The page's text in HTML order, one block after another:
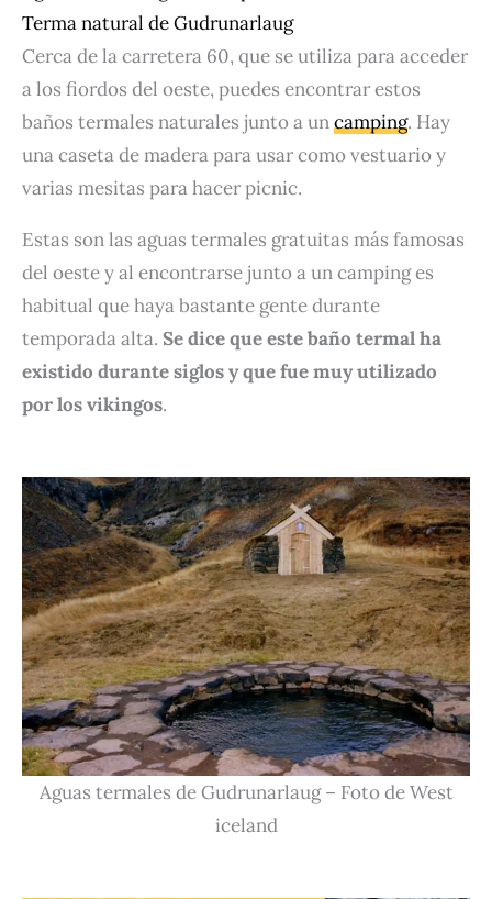
Terma natural de Gudrunarlaug
Cerca de la carretera 60, que se utiliza para acceder
a los fiordos del oeste, puedes encontrar estos
baños termales naturales junto a uncamping. Hay
una caseta de madera para usar como vestuario y
varias mesitas para hacer picnic.
Estas son las aguas termales gratuitas más famosas
del oeste y al encontrarse junto a un camping es
habitual que haya bastante gente durante
temporada alta. Se dice que este baño termal ha
existido durante siglos y que fue muy utilizado
por los vikingos.
Aguas termales de Gudrunarlaug – Foto de West
iceland